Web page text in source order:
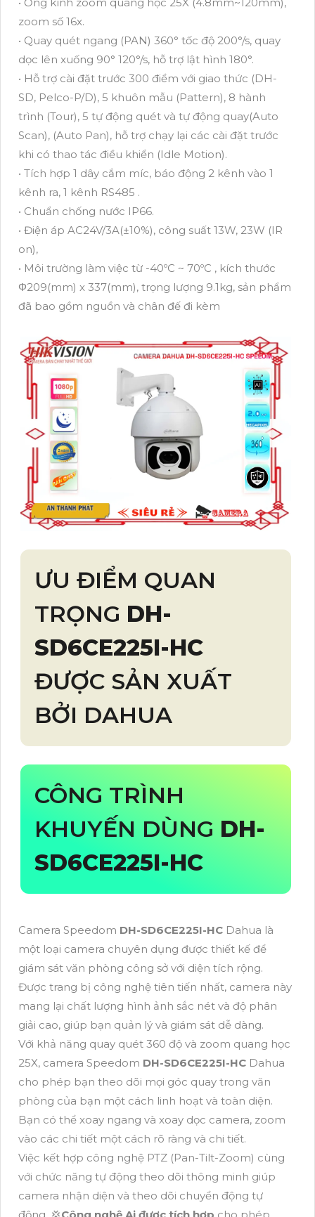
zoom số 16x.
• Quay quét ngang (PAN) 360° tốc độ 200°/s, quay
dọc lên xuống 90° 120°/s, hỗ trợ lật hình 180°.
• Hỗ trợ cài đặt trước 300 điểm với giao thức (DH-
SD, Pelco-P/D), 5 khuôn mẫu (Pattern), 8 hành
trình (Tour), 5 tự động quét và tự động quay(Auto
Scan), (Auto Pan), hỗ trợ chạy lại các cài đặt trước
khi có thao tác điều khiển (Idle Motion).
• Tích hợp 1 dây cắm míc, báo động 2 kênh vào 1
kênh ra, 1 kênh RS485 .
• Chuẩn chống nước IP66.
• Điện áp AC24V/3A(±10%), công suất 13W, 23W (IR
on),
• Môi trường làm việc từ -40ºC ~ 70ºC , kích thước
Φ209(mm) x 337(mm), trọng lượng 9.1kg, sản phẩm
đã bao gồm nguồn và chân đế đi kèm
ƯU ĐIỂM QUAN
TRỌNG DH-
SD6CE225I-HC
ĐƯỢC SẢN XUẤT
BỞI DAHUA
CÔNG TRÌNH
KHUYẾN DÙNG DH-
SD6CE225I-HC
Camera Speedom DH-SD6CE225I-HC Dahua là
một loại camera chuyên dụng được thiết kế để
giám sát văn phòng công sở với diện tích rộng.
Được trang bị công nghệ tiên tiến nhất, camera này
mang lại chất lượng hình ảnh sắc nét và độ phân
giải cao, giúp bạn quản lý và giám sát dễ dàng.
Với khả năng quay quét 360 độ và zoom quang học
25X, camera Speedom DH-SD6CE225I-HC Dahua
cho phép bạn theo dõi mọi góc quay trong văn
phòng của bạn một cách linh hoạt và toàn diện.
Bạn có thể xoay ngang và xoay dọc camera, zoom
vào các chi tiết một cách rõ ràng và chi tiết.
Việc kết hợp công nghệ PTZ (Pan-Tilt-Zoom) cùng
với chức năng tự động theo dõi thông minh giúp
camera nhận diện và theo dõi chuyển động tự